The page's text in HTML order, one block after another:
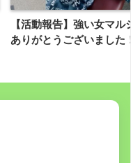
【活動報告】強い女マル
ありがとうございました